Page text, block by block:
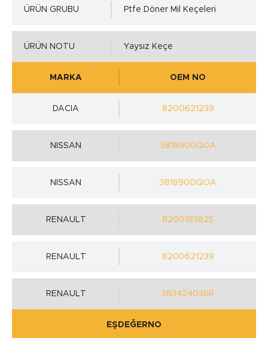
ÜRÜN GRUBU Ptfe Döner Mil Keçeleri
ÜRÜN NOTU Yaysız Keçe
MARKA OEM NO
DACIA 8200621239
NISSAN 3818900Q0A
NISSAN 3818900QOA
RENAULT 8200183825
RENAULT 8200621239
RENAULT 383424036R
EŞDEĞERNO